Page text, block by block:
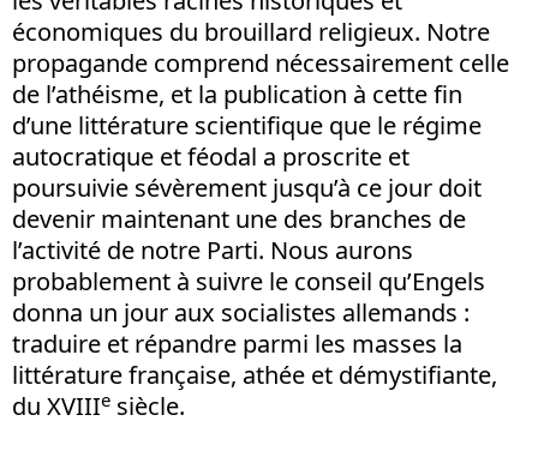
économiques du brouillard religieux. Notre
propagande comprend nécessairement celle
de l’athéisme, et la publication à cette fin
d’une littérature scientifique que le régime
autocratique et féodal a proscrite et
poursuivie sévèrement jusqu’à ce jour doit
devenir maintenant une des branches de
l’activité de notre Parti. Nous aurons
probablement à suivre le conseil qu’Engels
donna un jour aux socialistes allemands :
traduire et répandre parmi les masses la
littérature française, athée et démystifiante,
du XVIIIe siècle.